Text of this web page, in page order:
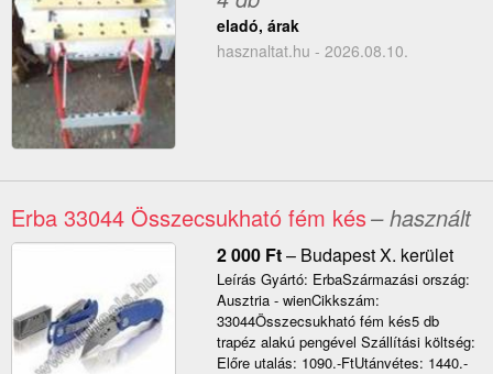
eladó, árak
hasznaltat.hu - 2026.08.10.
Erba 33044 Összecsukható fém kés– használt
2 000 Ft– Budapest X. kerület
Leírás Gyártó: ErbaSzármazási ország:
Ausztria - wienCikkszám:
33044Összecsukható fém kés5 db
trapéz alakú pengével Szállítási költség:
Előre utalás: 1090.-FtUtánvétes: 1440.-